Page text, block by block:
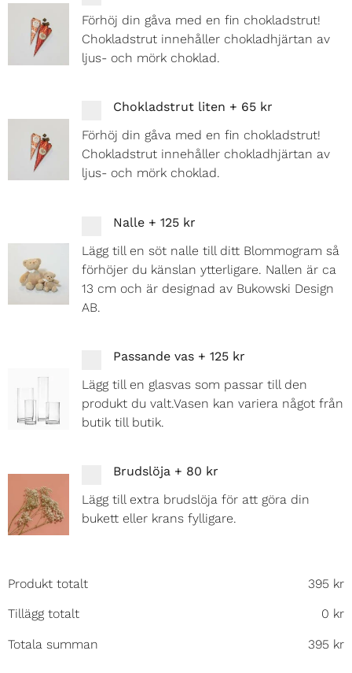
Förhöj din gåva med en fin chokladstrut!
Chokladstrut innehåller chokladhjärtan av
ljus- och mörk choklad.
Chokladstrut liten + 65 kr
Förhöj din gåva med en fin chokladstrut!
Chokladstrut innehåller chokladhjärtan av
ljus- och mörk choklad.
Nalle +125 kr
Lägg till en söt nalle till ditt Blommogram så
förhöjer du känslan ytterligare. Nallen är ca
13 cm och är designad av Bukowski Design
AB.
Passande vas +125 kr
Lägg till en glasvas som passar till den
produkt du valt.Vasen kan variera något från
butik till butik.
Brudslöja + 80 kr
Lägg till extra brudslöja för att göra din
bukett eller krans fylligare.
Produkt totalt 395 kr
Tillägg totalt 0 kr
Totala summan 395 kr